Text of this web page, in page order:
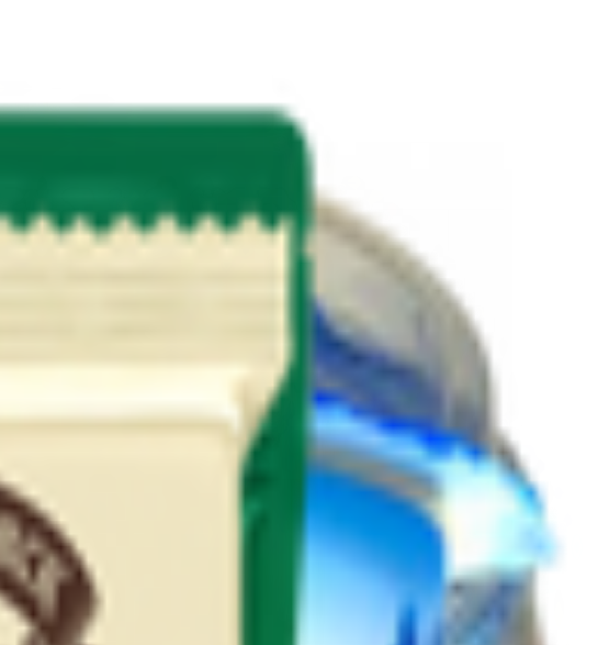
Хлеб «Нарочанский» Классический нарезной2.17BYNBYN